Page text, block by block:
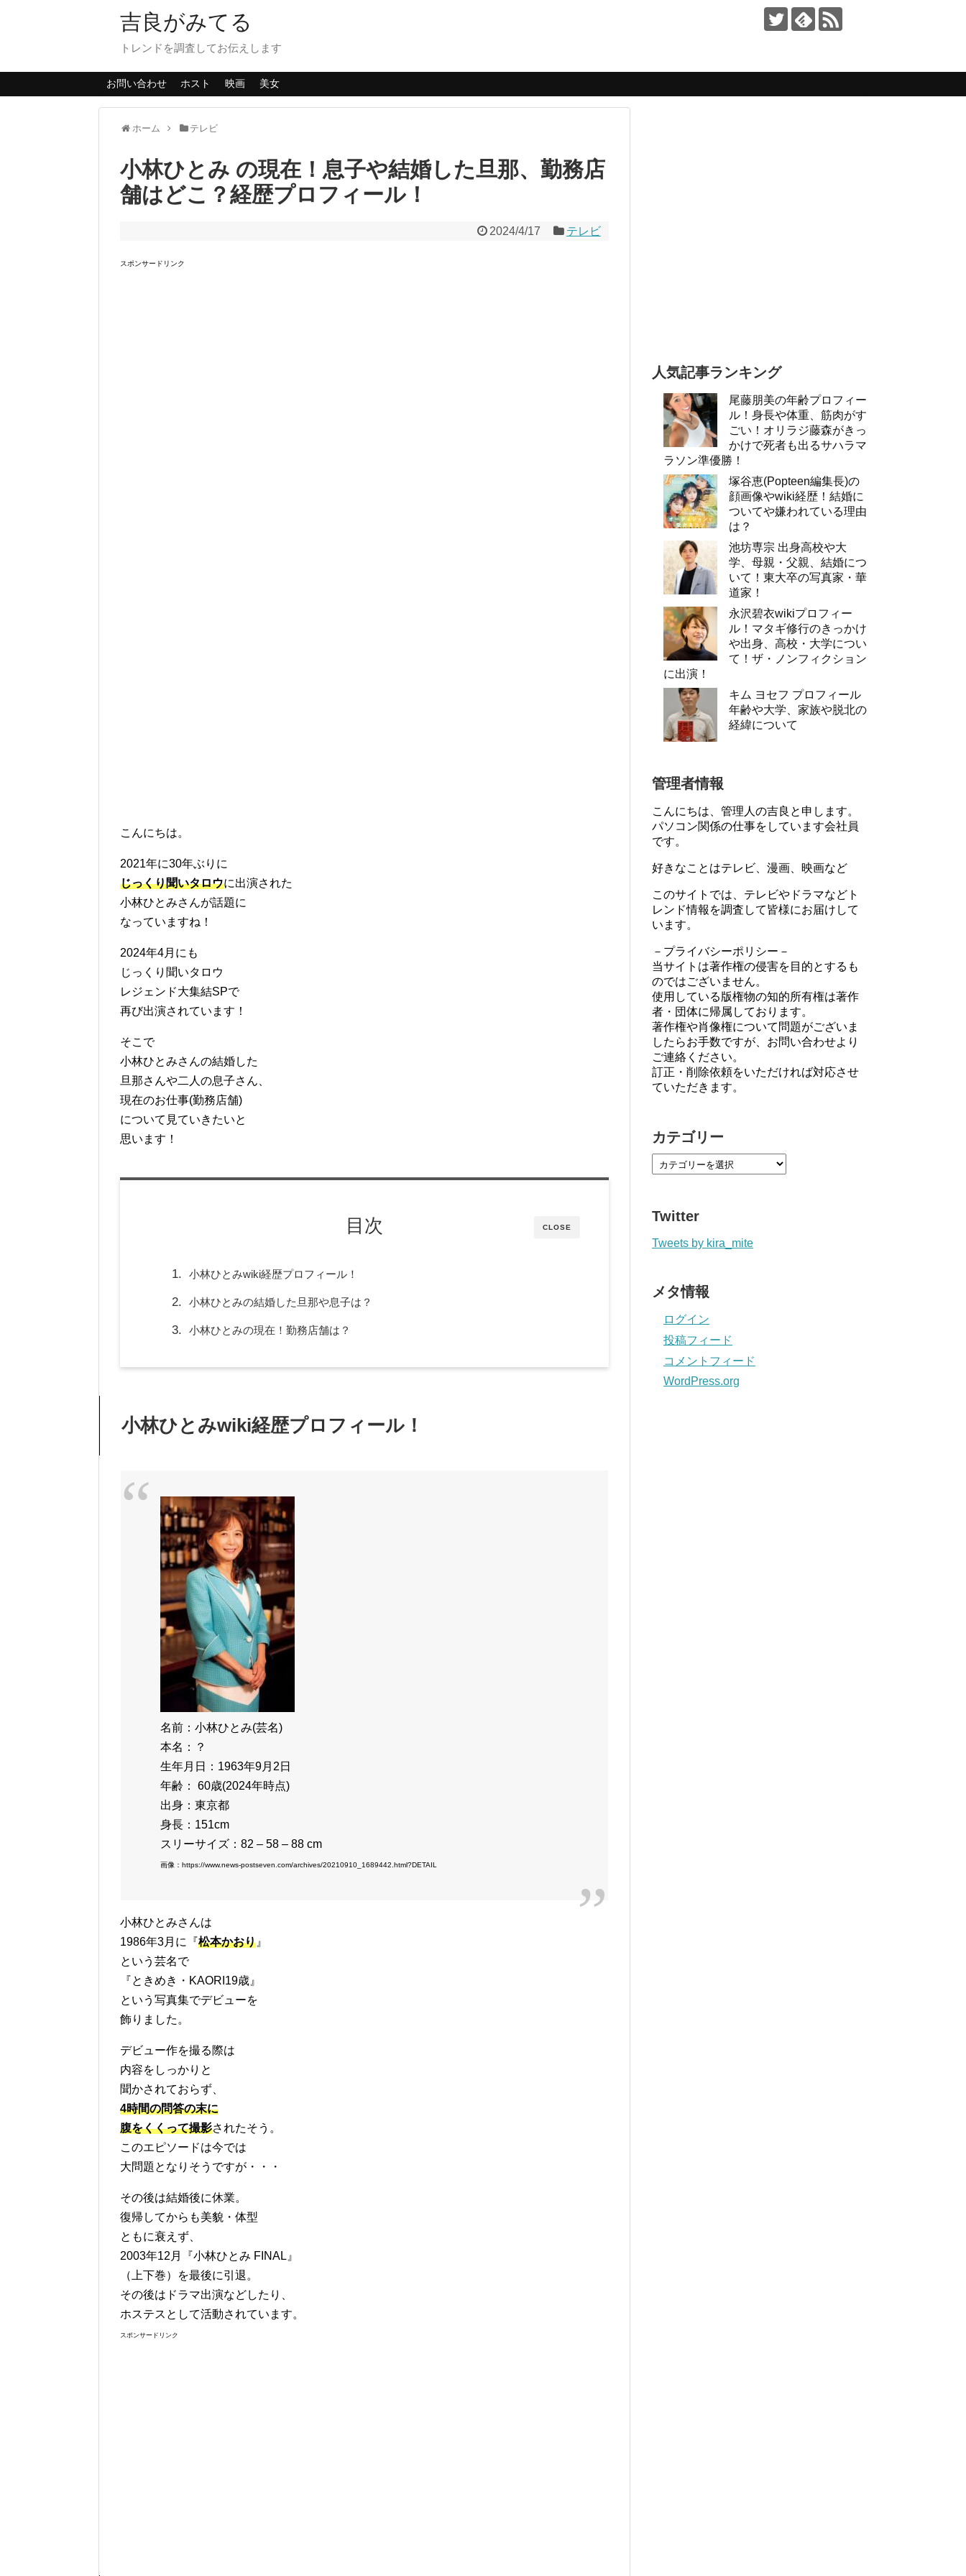
吉良がみてる
トレンドを調査してお伝えします
お問い合わせ ホスト 映画 美女
ホーム テレビ
小林ひとみ の現在！息子や結婚した旦那、勤務店
舗はどこ？経歴プロフィール！
2024/4/17 テレビ
スポンサードリンク
こんにちは。
2021年に30年ぶりに
じっくり聞いタロウに出演された
小林ひとみさんが話題に
なっていますね！
2024年4月にも
じっくり聞いタロウ
レジェンド大集結SPで
再び出演されています！
そこで
小林ひとみさんの結婚した
旦那さんや二人の息子さん、
現在のお仕事(勤務店舗)
について見ていきたいと
思います！
CLOSE
目次
小林ひとみwiki経歴プロフィール！
小林ひとみの結婚した旦那や息子は？
小林ひとみの現在！勤務店舗は？
小林ひとみwiki経歴プロフィール！
名前：小林ひとみ(芸名)
本名：？
生年月日：1963年9月2日
年齢： 60歳(2024年時点)
出身：東京都
身長：151cm
スリーサイズ：82 – 58 – 88 cm
画像：https://www.news-postseven.com/archives/20210910_1689442.html?DETAIL
小林ひとみさんは
1986年3月に『松本かおり 』
という芸名で
『ときめき・KAORI19歳』
という写真集でデビューを
飾りました。
デビュー作を撮る際は
内容をしっかりと
聞かされておらず、
4時間の問答の末に
腹をくくって撮影されたそう。
このエピソードは今では
大問題となりそうですが・・・
その後は結婚後に休業。
復帰してからも美貌・体型
ともに衰えず、
2003年12月『小林ひとみ FINAL』
（上下巻）を最後に引退。
その後はドラマ出演などしたり、
ホステスとして活動されています。
スポンサードリンク
人気記事ランキング
尾藤朋美の年齢プロフィー
ル！身長や体重、筋肉がす
ごい！オリラジ藤森がきっ
かけで死者も出るサハラマ
ラソン準優勝！
塚谷恵(Popteen編集長)の
顔画像やwiki経歴！結婚に
ついてや嫌われている理由
は？
池坊専宗 出身高校や大
学、母親・父親、結婚につ
いて！東大卒の写真家・華
道家！
永沢碧衣wikiプロフィー
ル！マタギ修行のきっかけ
や出身、高校・大学につい
て！ザ・ノンフィクション
に出演！
キム ヨセフ プロフィール
年齢や大学、家族や脱北の
経緯について
管理者情報
こんにちは、管理人の吉良と申します。
パソコン関係の仕事をしています会社員
です。
好きなことはテレビ、漫画、映画など
このサイトでは、テレビやドラマなどト
レンド情報を調査して皆様にお届けして
います。
－プライバシーポリシー－
当サイトは著作権の侵害を目的とするも
のではございません。
使用している版権物の知的所有権は著作
者・団体に帰属しております。
著作権や肖像権について問題がございま
したらお手数ですが、お問い合わせより
ご連絡ください。
訂正・削除依頼をいただければ対応させ
ていただきます。
カテゴリー
Twitter
Tweets by kira_mite
メタ情報
ログイン
投稿フィード
コメントフィード
WordPress.org